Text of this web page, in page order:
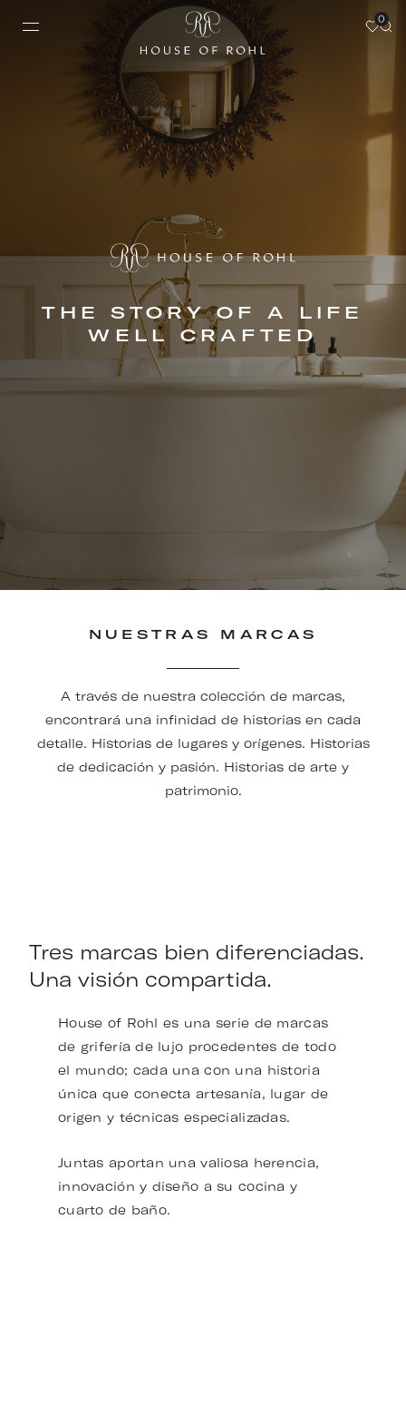
0
THE STORY OF A LIFE
WELL CRAFTED
NUESTRAS MARCAS
A través de nuestra colección de marcas,
encontrará una infinidad de historias en cada
detalle. Historias de lugares y orígenes. Historias
de dedicación y pasión. Historias de arte y
patrimonio.
Tres marcas bien diferenciadas.
Una visión compartida.
House of Rohl es una serie de marcas
de grifería de lujo procedentes de todo
el mundo; cada una con una historia
única que conecta artesanía, lugar de
origen y técnicas especializadas.
Juntas aportan una valiosa herencia,
innovación y diseño a su cocina y
cuarto de baño.